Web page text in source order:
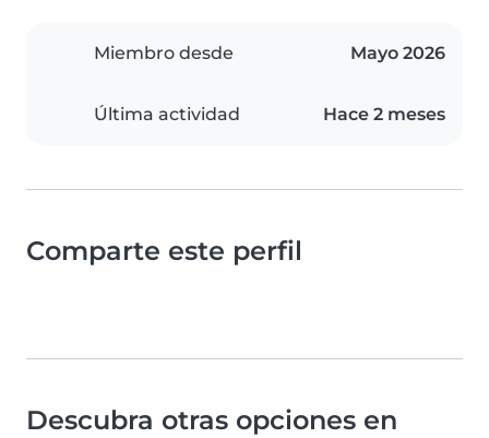
Miembro desde Mayo 2026
Última actividad Hace 2 meses
Comparte este perfil
Descubra otras opciones en